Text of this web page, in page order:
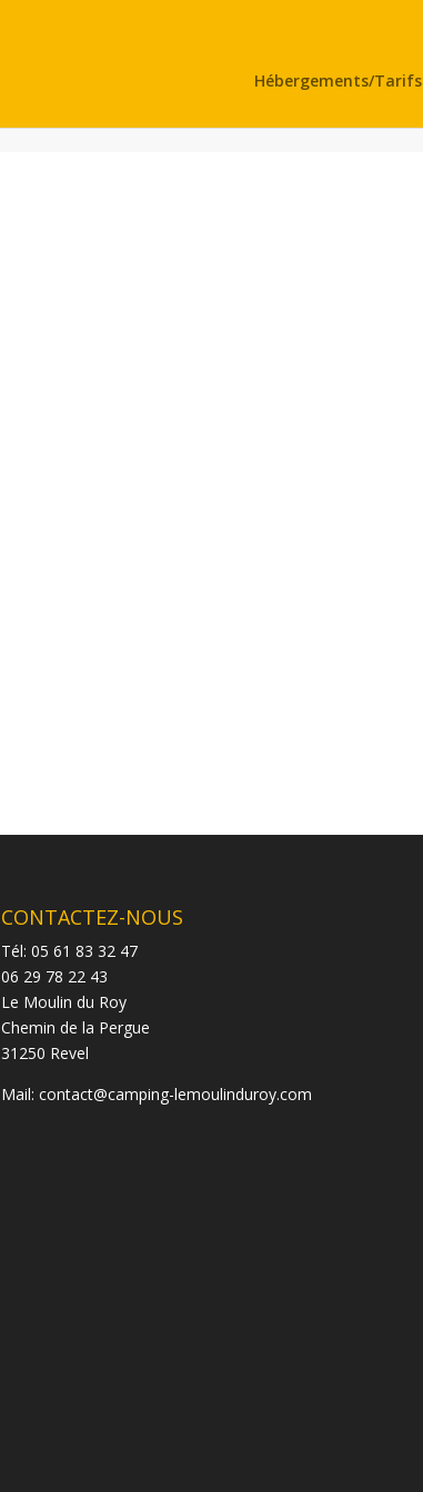
Hébergements/Tarifs
CONTACTEZ-NOUS
Tél: 05 61 83 32 47
06 29 78 22 43
Le Moulin du Roy
Chemin de la Pergue
31250 Revel
Mail: contact@camping-lemoulinduroy.com